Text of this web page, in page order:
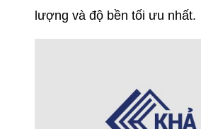
lượng và độ bền tối ưu nhất.